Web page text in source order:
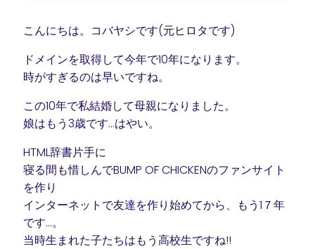
こんにちは。コバヤシです(元ヒロタです)
ドメインを取得して今年で10年になります。
時がすぎるのは早いですね。
この10年で私結婚して母親になりました。
娘はもう3歳です…はやい。
HTML辞書片手に
寝る間も惜しんでBUMP OF CHICKENのファンサイト
を作り
インターネットで友達を作り始めてから、もう1７年
です…。
当時生まれた子たちはもう高校生ですね!!